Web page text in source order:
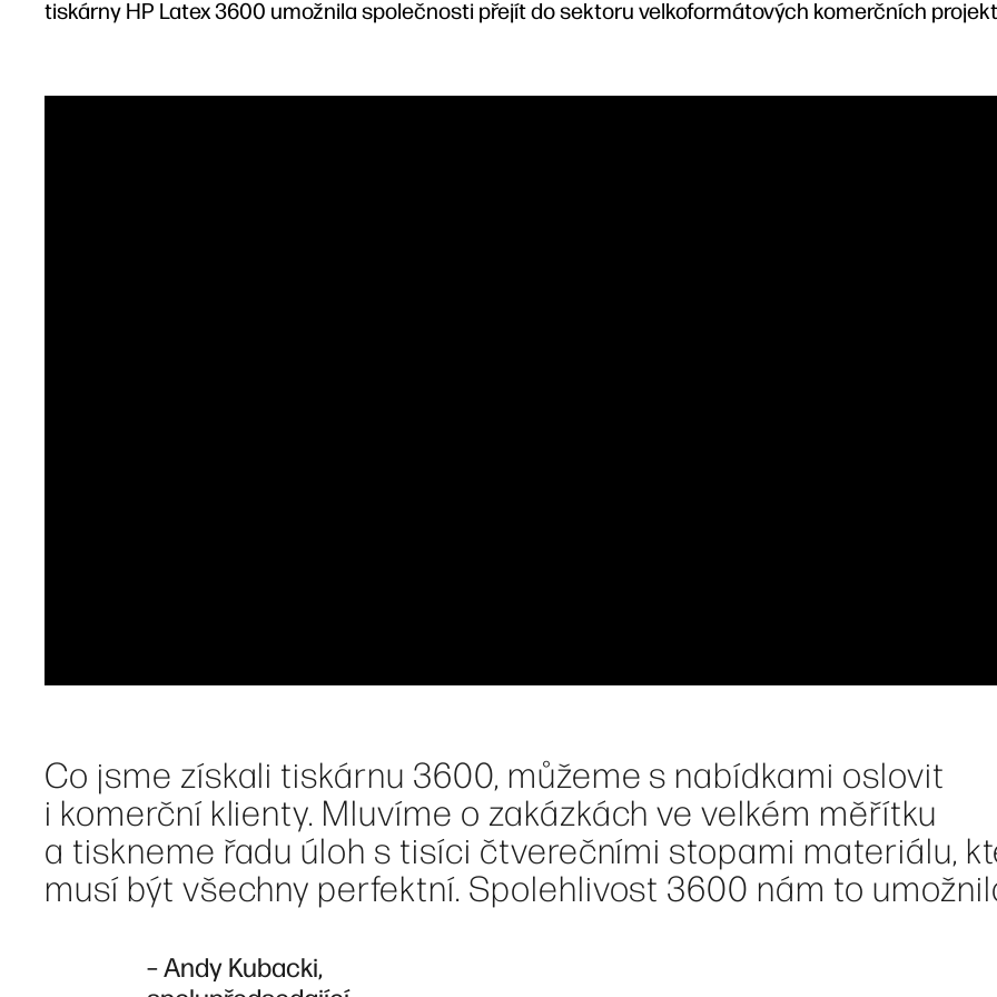
tiskárny HP Latex 3600 umožnila společnosti přejít do sektoru velkoformátových komerčních
Co jsme získali tiskárnu 3600, můžeme s nabídkami oslovit
i komerční klienty. Mluvíme o zakázkách ve velkém měřítku
a tiskneme řadu úloh s tisíci čtverečními stopami materiálu,
musí být všechny perfektní. Spolehlivost 3600 nám to
– Andy Kubacki,